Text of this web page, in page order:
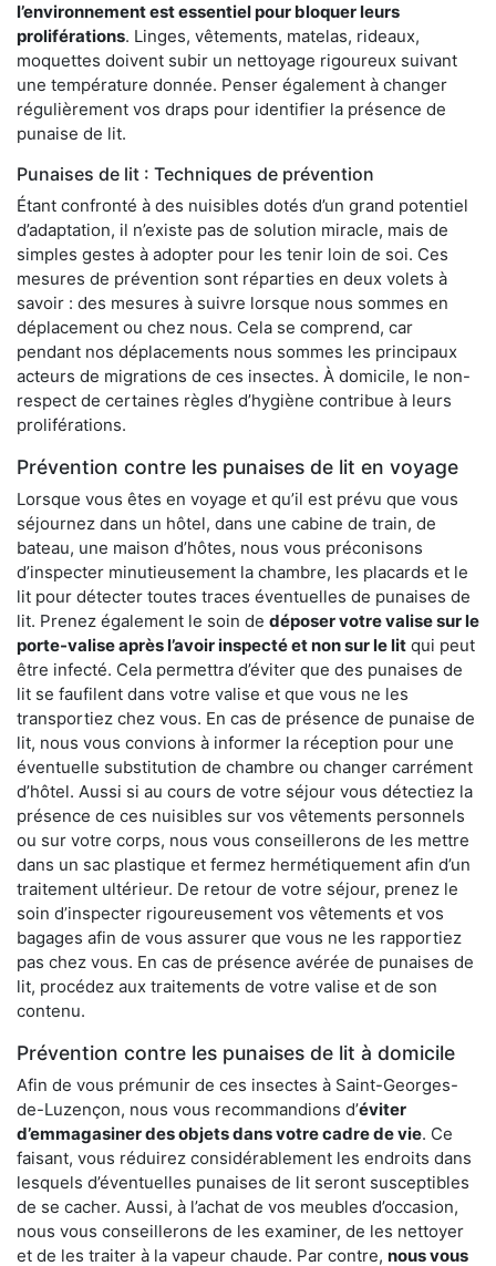
l’environnement est essentiel pour bloquer leurs
proliférations. Linges, vêtements, matelas, rideaux,
moquettes doivent subir un nettoyage rigoureux suivant
une température donnée. Penser également à changer
régulièrement vos draps pour identifier la présence de
punaise de lit.
Punaises de lit : Techniques de prévention
Étant confronté à des nuisibles dotés d’un grand potentiel
d’adaptation, il n’existe pas de solution miracle, mais de
simples gestes à adopter pour les tenir loin de soi. Ces
mesures de prévention sont réparties en deux volets à
savoir : des mesures à suivre lorsque nous sommes en
déplacement ou chez nous. Cela se comprend, car
pendant nos déplacements nous sommes les principaux
acteurs de migrations de ces insectes. À domicile, le non-
respect de certaines règles d’hygiène contribue à leurs
proliférations.
Prévention contre les punaises de lit en voyage
Lorsque vous êtes en voyage et qu’il est prévu que vous
séjournez dans un hôtel, dans une cabine de train, de
bateau, une maison d’hôtes, nous vous préconisons
d’inspecter minutieusement la chambre, les placards et le
lit pour détecter toutes traces éventuelles de punaises de
lit. Prenez également le soin de déposer votre valise sur le
porte-valise après l’avoir inspecté et non sur le lit qui peut
être infecté. Cela permettra d’éviter que des punaises de
lit se faufilent dans votre valise et que vous ne les
transportiez chez vous. En cas de présence de punaise de
lit, nous vous convions à informer la réception pour une
éventuelle substitution de chambre ou changer carrément
d’hôtel. Aussi si au cours de votre séjour vous détectiez la
présence de ces nuisibles sur vos vêtements personnels
ou sur votre corps, nous vous conseillerons de les mettre
dans un sac plastique et fermez hermétiquement afin d’un
traitement ultérieur. De retour de votre séjour, prenez le
soin d’inspecter rigoureusement vos vêtements et vos
bagages afin de vous assurer que vous ne les rapportiez
pas chez vous. En cas de présence avérée de punaises de
lit, procédez aux traitements de votre valise et de son
contenu.
Prévention contre les punaises de lit à domicile
Afin de vous prémunir de ces insectes à Saint-Georges-
de-Luzençon, nous vous recommandions d’éviter
d’emmagasiner des objets dans votre cadre de vie. Ce
faisant, vous réduirez considérablement les endroits dans
lesquels d’éventuelles punaises de lit seront susceptibles
de se cacher. Aussi, à l’achat de vos meubles d’occasion,
nous vous conseillerons de les examiner, de les nettoyer
et de les traiter à la vapeur chaude. Par contre, nous vous